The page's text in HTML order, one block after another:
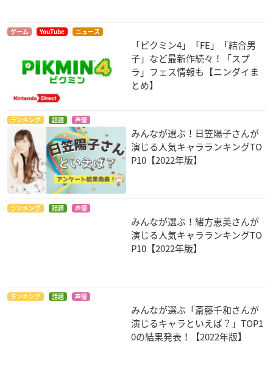
ゲーム YouTube ニュース
「ピクミン4」「FE」「結合男
子」など最新作続々！「スプ
ラ」フェス情報も【ニンダイま
とめ】
ランキング 話題 声優
みんなが選ぶ！日笠陽子さんが
演じる人気キャラランキングTO
P10【2022年版】
ランキング 話題 声優
みんなが選ぶ！緒方恵美さんが
演じる人気キャラランキングTO
P10【2022年版】
ランキング 話題 声優
みんなが選ぶ「斎藤千和さんが
演じるキャラといえば？」TOP1
0の結果発表！【2022年版】